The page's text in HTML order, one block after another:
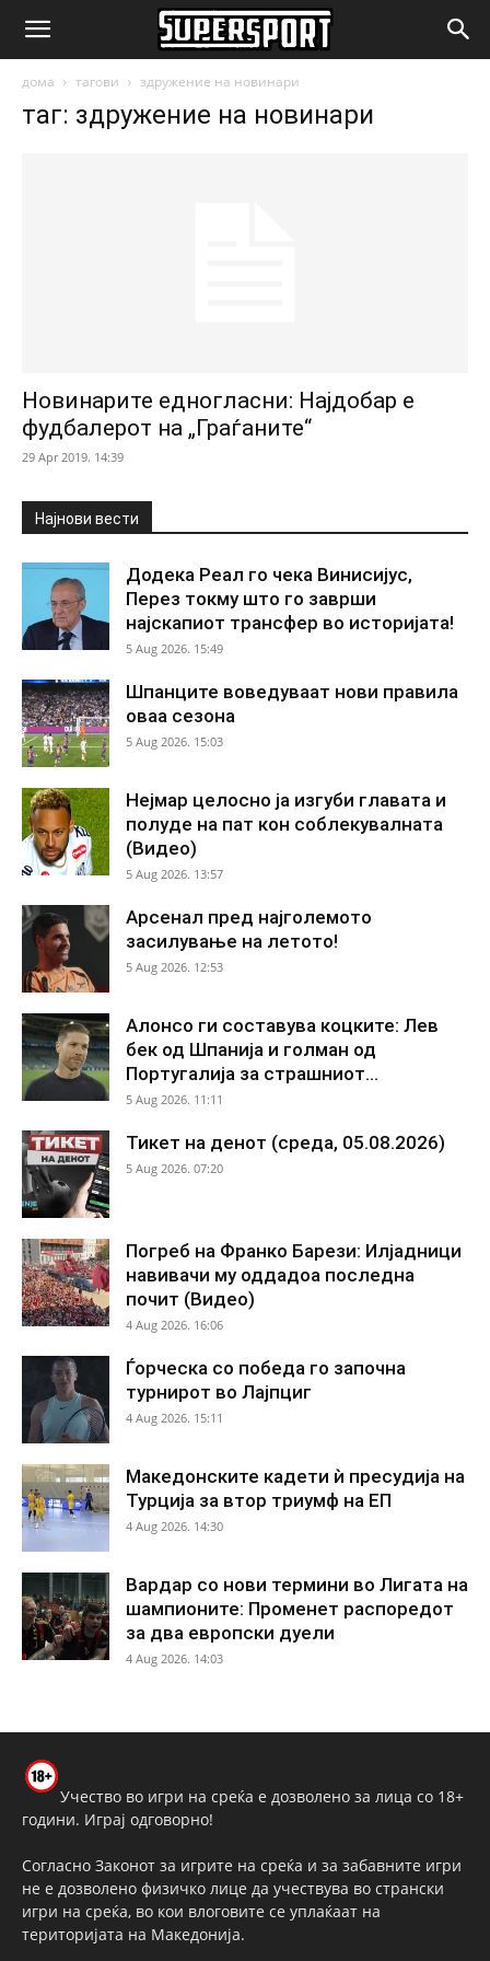
SuperSport.mk
дома тагови здружение на новинари
таг: здружение на новинари
Новинарите едногласни: Најдобар е
фудбалерот на „Граѓаните“
29 Apr 2019. 14:39
Најнови вести
Додека Реал го чека Винисијус,
Перез токму што го заврши
најскапиот трансфер во историјата!
5 Aug 2026. 15:49
Шпанците воведуваат нови правила
оваа сезона
5 Aug 2026. 15:03
Нејмар целосно ја изгуби главата и
полуде на пат кон соблекувалната
(Видео)
5 Aug 2026. 13:57
Арсенал пред најголемото
засилување на летото!
5 Aug 2026. 12:53
Алонсо ги составува коцките: Лев
бек од Шпанија и голман од
Португалија за страшниот...
5 Aug 2026. 11:11
Тикет на денот (среда, 05.08.2026)
5 Aug 2026. 07:20
Погреб на Франко Барези: Илјадници
навивачи му оддадоа последна
почит (Видео)
4 Aug 2026. 16:06
Ѓорческа со победа го започна
турнирот во Лајпциг
4 Aug 2026. 15:11
Македонските кадети ѝ пресудија на
Турција за втор триумф на ЕП
4 Aug 2026. 14:30
Вардар со нови термини во Лигата на
шампионите: Променет распоредот
за два европски дуели
4 Aug 2026. 14:03
Учество во игри на среќа е дозволено за лица со 18+
години. Играј одговорно!
Согласно Законот за игрите на среќа и за забавните игри
не е дозволено физичко лице да учествува во странски
игри на среќа, во кои влоговите се уплаќаат на
територијата на Македонија.